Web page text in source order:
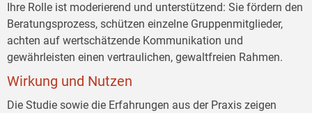
Ihre Rolle ist moderierend und unterstützend: Sie fördern den
Beratungsprozess, schützen einzelne Gruppenmitglieder,
achten auf wertschätzende Kommunikation und
gewährleisten einen vertraulichen, gewaltfreien Rahmen.
Wirkung und Nutzen
Die Studie sowie die Erfahrungen aus der Praxis zeigen